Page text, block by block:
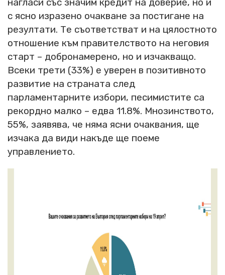
с ясно изразено очакване за постигане на
резултати. Те съответстват и на цялостното
отношение към правителството на неговия
старт – добронамерено, но и изчакващо.
Всеки трети (33%) е уверен в позитивното
развитие на страната след
парламентарните избори, песимистите са
рекордно малко – едва 11.8%. Мнозинството,
55%, заявява, че няма ясни очаквания, ще
изчака да види накъде ще поеме
управлението.